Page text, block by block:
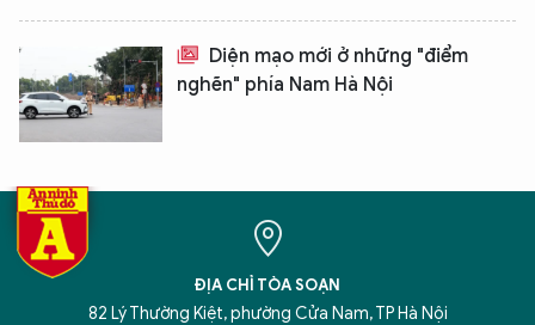
Diện mạo mới ở những "điểm
nghẽn" phía Nam Hà Nội
ĐỊA CHỈ TÒA SOẠN
82 Lý Thường Kiệt, phường Cửa Nam, TP Hà Nội
Hãy hỏi tôi bất kỳ điều gì bạn cần biết về
An Ninh Thủ Đô nhé. Tôi sẵn sàng hỗ trợ!